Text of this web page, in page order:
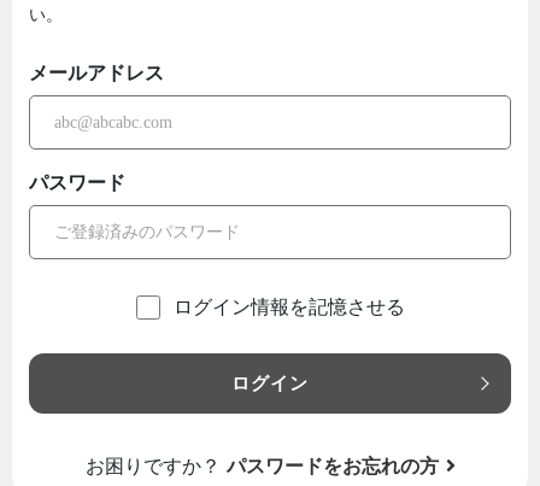
い。
メールアドレス
パスワード
ログイン情報を記憶させる
ログイン
お困りですか？ パスワードをお忘れの方